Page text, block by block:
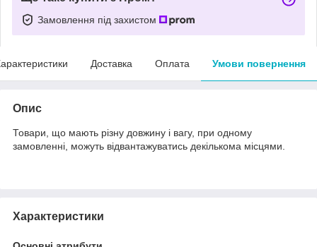
Замовлення під захистом
Доставка Оплата Умови повернення
Опис
Товари, що мають різну довжину і вагу, при одному
замовленні, можуть відвантажуватись декількома місцями.
Характеристики